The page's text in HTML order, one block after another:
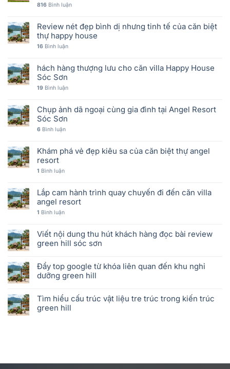
816 Bình luận
Review nét đẹp bình dị nhưng tinh tế của căn biệt
thự happy house
16 Bình luận
hách hàng thượng lưu cho căn villa Happy House
Sóc Sơn
19 Bình luận
Chụp ảnh dã ngoại cùng gia đình tại Angel Resort
Sóc Sơn
6 Bình luận
Khám phá vẻ đẹp kiêu sa của căn biệt thự angel
resort
1 Bình luận
Lắp cam hành trình quay chuyến đi đến căn villa
angel resort
1 Bình luận
Viết nội dung thu hút khách hàng đọc bài review
green hill sóc sơn
Đẩy top google từ khóa liên quan đến khu nghỉ
dưỡng green hill
Tìm hiểu cấu trúc vật liệu tre trúc trong kiến trúc
green hill